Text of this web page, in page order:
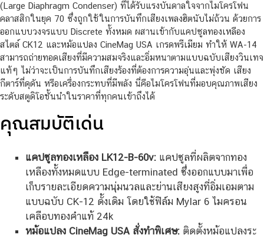
(Large Diaphragm Condenser) ที่ได้รับแรงบันดาลใจจากไมโครโฟน
คลาสสิกในยุค 70 ซึ่งถูกใช้ในการบันทึกเสียงเพลงฮิตนับไม่ถ้วน ด้วยการ
ออกแบบวงจรแบบ Discrete ทั้งหมด ผสานเข้ากับแคปซูลทองเหลือง
สไตล์ CK12 และหม้อแปลง CineMag USA เกรดพรีเมียม ทำให้ WA-14
สามารถถ่ายทอดเสียงที่มีความสมจริงและอิ่มหนาตามแบบฉบับเสียงวินเทจ
แท้ๆ ไม่ว่าจะเป็นการบันทึกเสียงร้องที่ต้องการความอุ่นและพุ่งชัด เสียง
กีตาร์ที่ดุดัน หรือเครื่องกระทบที่มีพลัง นี่คือไมโครโฟนที่มอบคุณภาพเสียง
ระดับสตูดิโอชั้นนำในราคาที่ทุกคนเข้าถึงได้
คุณสมบัติเด่น
แคปซูลทองเหลือง LK12-B-60v:แคปซูลที่ผลิตจากทอง
เหลืองทั้งหมดแบบ Edge-terminated ซึ่งออกแบบมาเพื่อ
เก็บรายละเอียดความนุ่มนวลและย่านเสียงสูงที่อิ่มเอมตาม
แบบฉบับ CK-12 ดั้งเดิม โดยใช้ฟิล์ม Mylar 6 ไมครอน
เคลือบทองคำแท้ 24k
หม้อแปลง CineMag USA สั่งทำพิเศษ:ติดตั้งหม้อแปลงระ